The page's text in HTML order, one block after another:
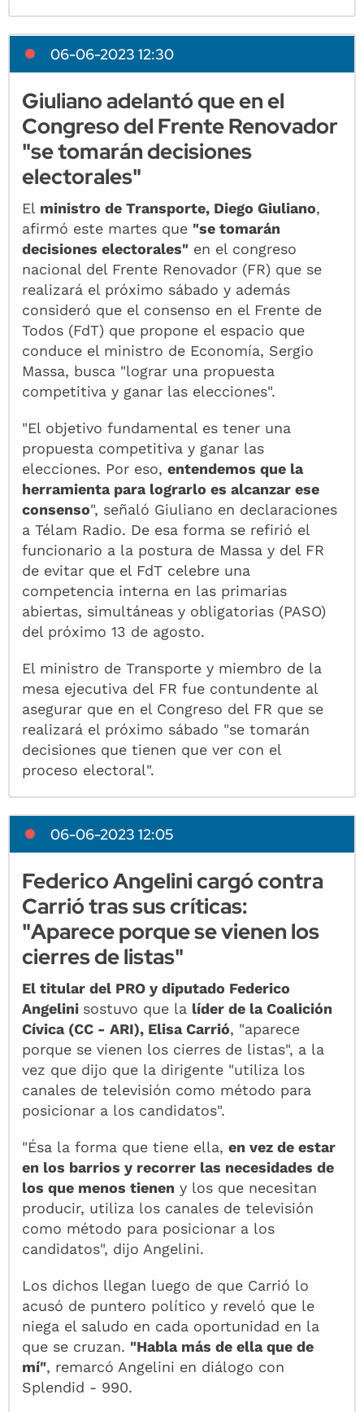
06-06-2023 12:30
Giuliano adelantó que en el
Congreso del Frente Renovador
"se tomarán decisiones
electorales"
El ministro de Transporte, Diego Giuliano,
afirmó este martes que "se tomarán
decisiones electorales" en el congreso
nacional del Frente Renovador (FR) que se
realizará el próximo sábado y además
consideró que el consenso en el Frente de
Todos (FdT) que propone el espacio que
conduce el ministro de Economía, Sergio
Massa, busca "lograr una propuesta
competitiva y ganar las elecciones".
"El objetivo fundamental es tener una
propuesta competitiva y ganar las
elecciones. Por eso,entendemos que la
herramienta para lograrlo es alcanzar ese
consenso", señaló Giuliano en declaraciones
a Télam Radio. De esa forma se refirió el
funcionario a la postura de Massa y del FR
de evitar que el FdT celebre una
competencia interna en las primarias
abiertas, simultáneas y obligatorias (PASO)
del próximo 13 de agosto.
El ministro de Transporte y miembro de la
mesa ejecutiva del FR fue contundente al
asegurar que en el Congreso del FR que se
realizará el próximo sábado "se tomarán
decisiones que tienen que ver con el
proceso electoral".
06-06-2023 12:05
Federico Angelini cargó contra
Carrió tras sus críticas:
"Aparece porque se vienen los
cierres de listas"
El titular del PRO y diputado Federico
Angelini sostuvo que la líder de la Coalición
Cívica (CC - ARI), Elisa Carrió, "aparece
porque se vienen los cierres de listas", a la
vez que dijo que la dirigente "utiliza los
canales de televisión como método para
posicionar a los candidatos".
"Ésa la forma que tiene ella,en vez de estar
en los barrios y recorrer las necesidades de
los que menos tienen y los que necesitan
producir, utiliza los canales de televisión
como método para posicionar a los
candidatos", dijo Angelini.
Los dichos llegan luego de que Carrió lo
acusó de puntero político y reveló que le
niega el saludo en cada oportunidad en la
que se cruzan. "Habla más de ella que de
mí", remarcó Angelini en diálogo con
Splendid - 990.